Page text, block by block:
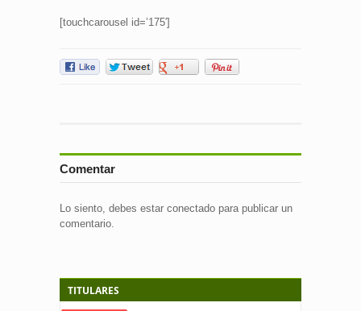
[touchcarousel id=’175′]
Comentar
Lo siento, debes estar conectado para publicar un
comentario.
TITULARES